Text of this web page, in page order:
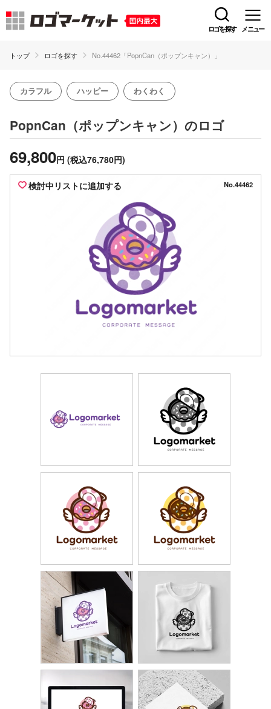
ロゴを探す メニュー
トップ ロゴを探す No.44462「PopnCan（ポップンキャン）」
カラフル ハッピー わくわく
PopnCan（ポップンキャン） のロゴ
69,800円 (税込76,780円)
検討中リストに追加する No.44462